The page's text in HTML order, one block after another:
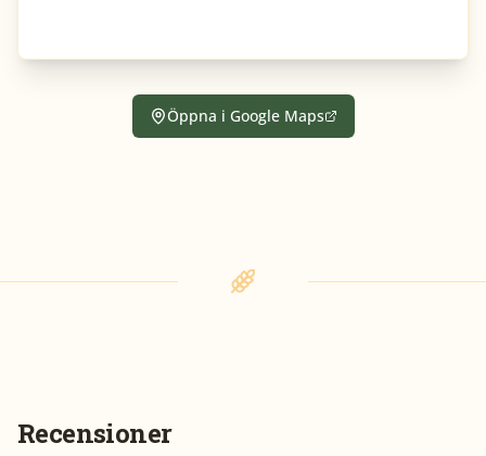
Öppna i Google Maps
Recensioner